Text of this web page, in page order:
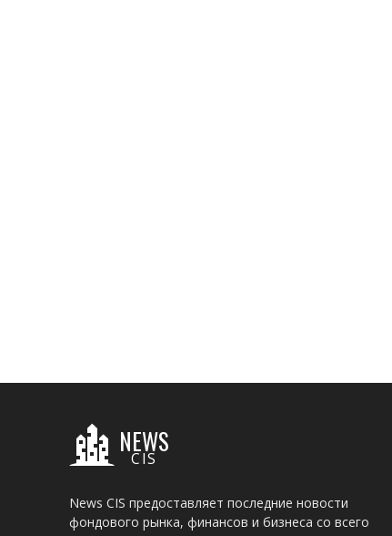
NEWS
CIS
News CIS предоставляет последние новости
фондового рынка, финансов и бизнеса со всего